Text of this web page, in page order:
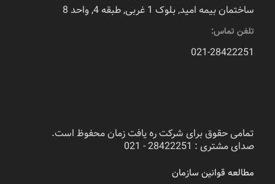
ساختمان بیمه امید, بلوک 1 غربی, طبقه 4, واحد 8
تلفن تماس:
021-28422251
تمامی حقوق برای شرکت ره یافت زمان محفوظ است.
صدای مشتری : 28422251 - 021
مطالعه قوانین سازمان